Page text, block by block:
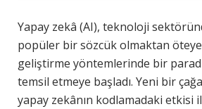
Yapay zekâ (AI), teknoloji
popüler bir sözcük olmaktan öteye
geliştirme yöntemlerinde bir
temsil etmeye başladı. Yeni bir
yapay zekânın kodlamadaki etkisi